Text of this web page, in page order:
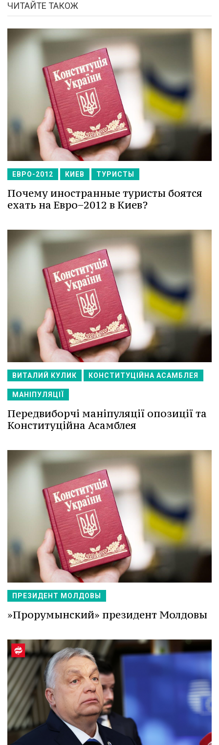
ЧИТАЙТЕ ТАКОЖ
ЕВРО-2012 КИЕВ ТУРИСТЫ
Почему иностранные туристы боятся
ехать на Евро−2012 в Киев?
ВИТАЛИЙ КУЛИК КОНСТИТУЦІЙНА АСАМБЛЕЯ
МАНІПУЛЯЦІЇ
Передвиборчі маніпуляції опозиції та
Конституційна Асамблея
ПРЕЗИДЕНТ МОЛДОВЫ
»Прорумынский» президент Молдовы